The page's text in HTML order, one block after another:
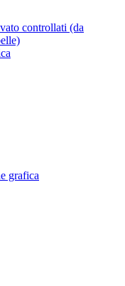
controllati (da
grafica